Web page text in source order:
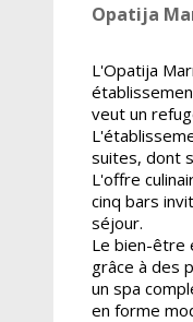
Opatija
L'Opatija
veut un
suites, dont
L'offre
cinq bars
séjour.
Le bien-être
grâce à des
un spa
en forme